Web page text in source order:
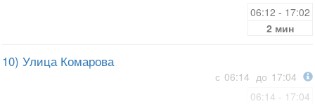
06:12 - 17:02
2 мин
10) Улица Комарова
с 06:14 до 17:04
06:14 - 17:04